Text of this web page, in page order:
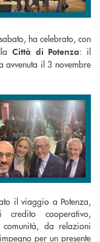
ha celebrato, con
Città di Potenza: il
avvenuta il 3 novembre
il viaggio a Potenza,
credito cooperativo,
da relazioni
per un presente